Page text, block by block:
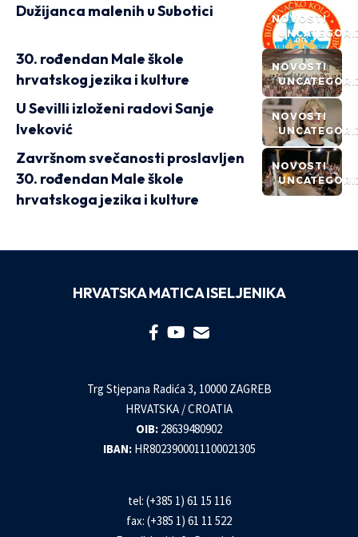
NOVOSTI
Dužijanca malenih u Subotici
NOVOSTI
30. rođendan Male škole
hrvatskog jezika i kulture
NOVOSTI
U Sevilli izloženi radovi Sanje
Iveković
NOVOSTI
Završnom svečanosti proslavljen
30. rođendan Male škole
hrvatskoga jezika i kulture
HRVATSKA MATICA ISELJENIKA
Trg Stjepana Radića 3, 10000 ZAGREB
HRVATSKA / CROATIA
OIB: 28639480902
IBAN: HR8023900011100021305
tel: (+385 1) 61 15 116
fax: (+385 1) 61 11 522